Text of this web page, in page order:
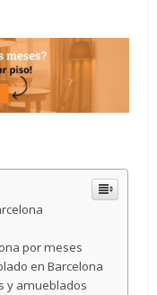
por meses
en Barcelona
y amueblados